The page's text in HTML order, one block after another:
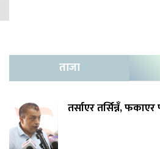
ताजा
तर्साएर तर्सिन्नँ,